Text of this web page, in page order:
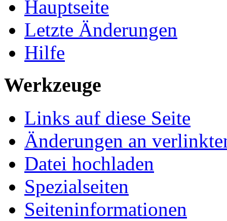
Hauptseite
Letzte Änderungen
Hilfe
Werkzeuge
Links auf diese Seite
Änderungen an
Datei hochladen
Spezialseiten
Seiteninformationen